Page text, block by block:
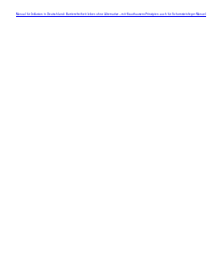
Manual für Inklusion in Deutschland: Barrierefreiheit leben ohne Alternative – mit Krauthausens Prinzipien auch für Schornsteinfeger Manuel